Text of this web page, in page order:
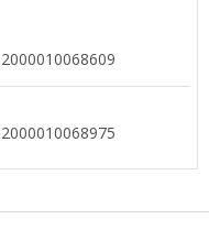
2000010068609
2000010068975